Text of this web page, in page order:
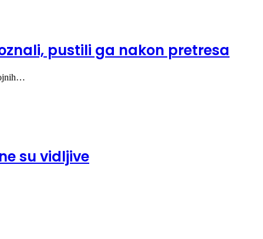
pustili ga nakon pretresa
su vidljive